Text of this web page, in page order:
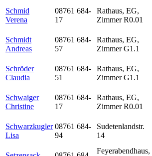
Schmid
Verena
08761 684-
17
Rathaus, EG,
Zimmer R0.01
Schmidt
Andreas
08761 684-
57
Rathaus, EG,
Zimmer G1.1
Schröder
Claudia
08761 684-
51
Rathaus, EG,
Zimmer G1.1
Schwaiger
Christine
08761 684-
17
Rathaus, EG,
Zimmer R0.01
Schwarzkugler
Lisa
08761 684-
94
Sudetenlandstr.
14
Feyerabendhaus,